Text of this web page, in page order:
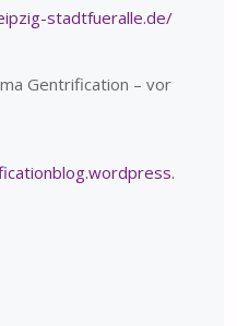
stadtfueralle.de/
Gentrification – vor